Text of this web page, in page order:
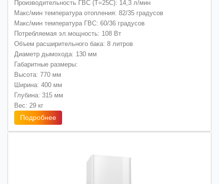
Производительность ГВС (Т=25С): 14,3 л/мин
Макс/мин температура отопления: 82/35 градусов
Макс/мин температура ГВС: 60/36 градусов
Потребляемая эл.мощность: 108 Вт
Объем расширительного бака: 8 литров
Диаметр дымохода: 130 мм
Габаритные размеры:
Высота: 770 мм
Ширина: 400 мм
Глубина: 315 мм
Вес: 29 кг
Подробнее